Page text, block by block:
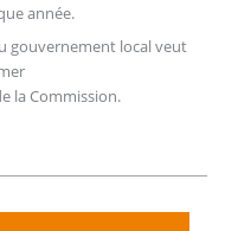
année.
gouvernement local veut
la Commission.